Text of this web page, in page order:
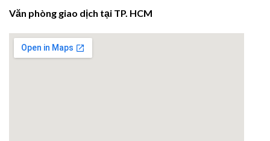
Văn phòng giao dịch tại TP. HCM